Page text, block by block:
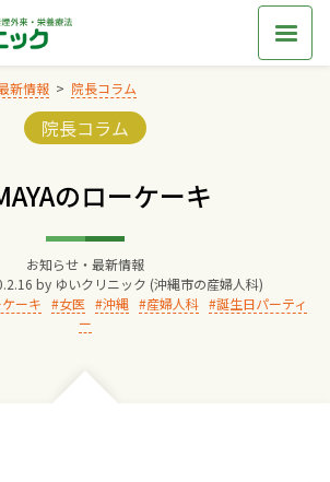
新情報 院長コラム
Categories:
院長コラム
のローケーキ
お知らせ・最新情報
by ゆいクリニック (沖縄市の産婦人科)
ーキ 女医 沖縄 産婦人科
誕生日パーティ
ー
長からのごあいさつ